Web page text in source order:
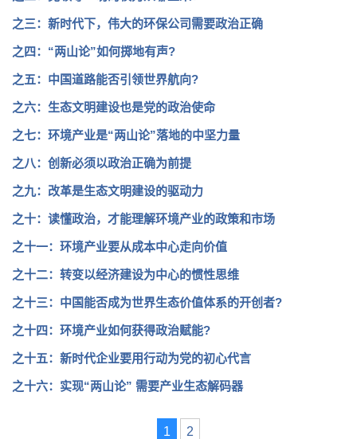
之三：新时代下，伟大的环保公司需要政治正确
之四：“两山论”如何掷地有声?
之五：中国道路能否引领世界航向?
之六：生态文明建设也是党的政治使命
之七：环境产业是“两山论”落地的中坚力量
之八：创新必须以政治正确为前提
之九：改革是生态文明建设的驱动力
之十：读懂政治，才能理解环境产业的政策和市场
之十一：环境产业要从成本中心走向价值
之十二：转变以经济建设为中心的惯性思维
之十三：中国能否成为世界生态价值体系的开创者?
之十四：环境产业如何获得政治赋能?
之十五：新时代企业要用行动为党的初心代言
之十六：实现“两山论” 需要产业生态解码器
1 2